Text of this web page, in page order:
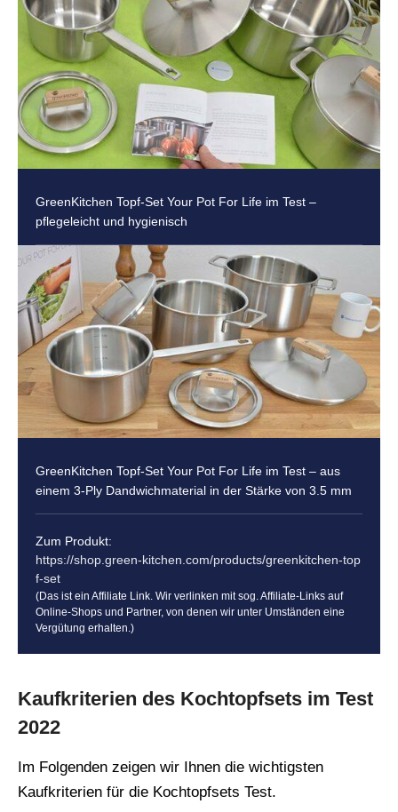
GreenKitchen Topf-Set Your Pot For Life im Test –
pflegeleicht und hygienisch
GreenKitchen Topf-Set Your Pot For Life im Test – aus
einem 3-Ply Dandwichmaterial in der Stärke von 3.5 mm
Zum Produkt:
https://shop.green-kitchen.com/products/greenkitchen-top
f-set
(Das ist ein Affiliate Link. Wir verlinken mit sog. Affiliate-Links auf
Online-Shops und Partner, von denen wir unter Umständen eine
Vergütung erhalten.)
Kaufkriterien des Kochtopfsets im Test
2022
Im Folgenden zeigen wir Ihnen die wichtigsten
Kaufkriterien für die Kochtopfsets Test.